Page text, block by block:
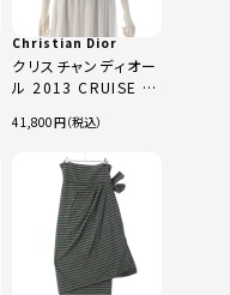
Christian Dior
クリスチャンディオー
ル 2013 CRUISE ラ
混合 植物 総柄 影絵
ーディガン トップス
ブラウス
3C21532A1374 ホ
ワイト ブラック F38
41,800